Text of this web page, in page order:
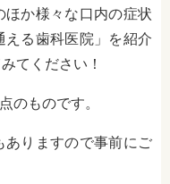
か様々な口内の症状
る歯科医院」を紹介
てください！
のものです。
ありますので事前にご